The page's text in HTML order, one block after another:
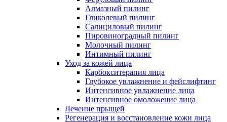
Алмазный пилинг
Гликолевый пилинг
Салициловый пилинг
Пировиноградный пилинг
Молочный пилинг
Интимный пилинг
Уход за кожей лица
Карбокситерапия лица
Глубокое увлажнение и фейслифтинг
Интенсивное увлажнение лица
Интенсивное омоложение лица
Лечение прыщей
Регенерация и восстановление кожи лица